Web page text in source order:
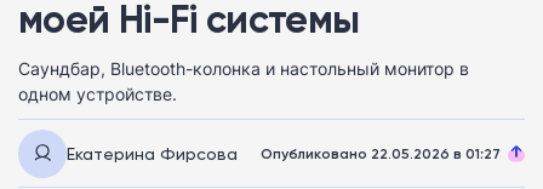
моей Hi-Fi системы
Саундбар, Bluetooth-колонка и настольный монитор в
одном устройстве.
Екатерина Фирсова Опубликовано 22.05.2026 в 01:27